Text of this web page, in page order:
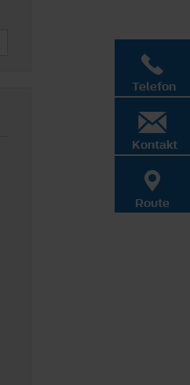
Telefon
Kontakt
Route